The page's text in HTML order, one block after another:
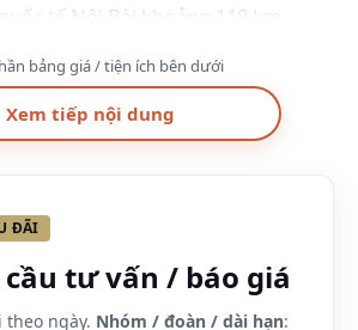
tế Nội Bài khoảng 119 km.
dàng di chuyển từ Hà Nội đến
hoặc ô tô. Đây là vị trí thích hợp
dưỡng cuối tuần, ngắn ngày.
kế với kiến trúc chủ yếu từ các
với thiên nhiên. Như mái tranh,
lại cảm giác hòa mình vào
bảng giá / tiện ích bên dưới
Xem tiếp nội dung
ĐÃI
tư vấn / báo giá
theo ngày. Nhóm / đoàn / dài hạn: